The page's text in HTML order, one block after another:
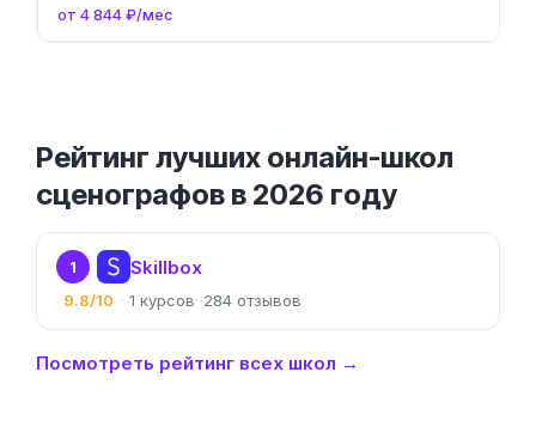
от 4 844 ₽/мес
Рейтинг лучших онлайн-школ
сценографов в 2026 году
1 Skillbox
9.8/10 1 284
Посмотреть рейтинг всех школ →